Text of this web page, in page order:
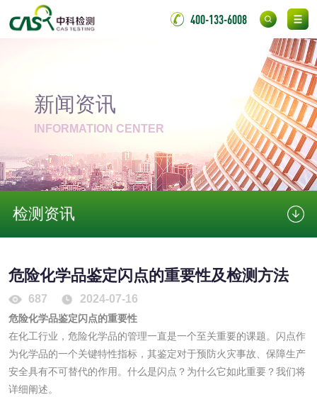
400-133-6008
新闻资讯
INFORMATION CENTER
检测资讯
危险化学品鉴定闪点的重要性及检测方法
687 2024-07-16
危险化学品鉴定闪点的重要性
在化工行业，危险化学品的管理一直是一个至关重要的课题。闪点作
为化学品的一个关键特性指标，其鉴定对于预防火灾事故、保障生产
安全具有不可替代的作用。什么是闪点？为什么它如此重要？我们将
详细阐述。
化妆品毒理测试
化妆品眼刺激试验 化妆品皮肤刺激试
验
化妆品急性经口毒
性试验
化妆品皮肤变态反
应试验
日化产品
洗衣液检测 洗涤剂检测
花露水检测
清洗剂检测 日化产品毒理检测